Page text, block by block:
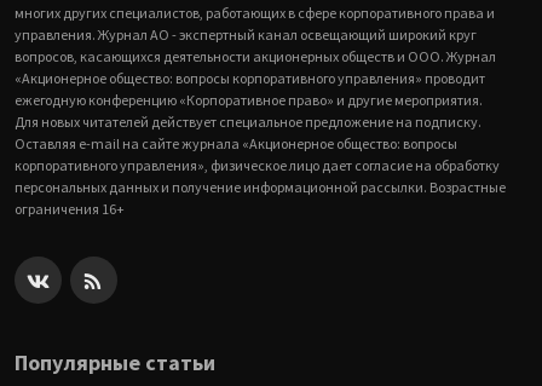
многих других специалистов, работающих в сфере корпоративного права и
управления. Журнал АО - экспертный канал освещающий широкий круг
вопросов, касающихся деятельности акционерных обществ и ООО. Журнал
«Акционерное общество: вопросы корпоративного управления» проводит
ежегодную конференцию «Корпоративное право» и другие мероприятия.
Для новых читателей действует специальное предложение на подписку.
Оставляя e-mail на сайте журнала «Акционерное общество: вопросы
корпоративного управления», физическое лицо дает согласие на обработку
персональных данных и получение информационной рассылки. Возрастные
ограничения 16+
Популярные статьи